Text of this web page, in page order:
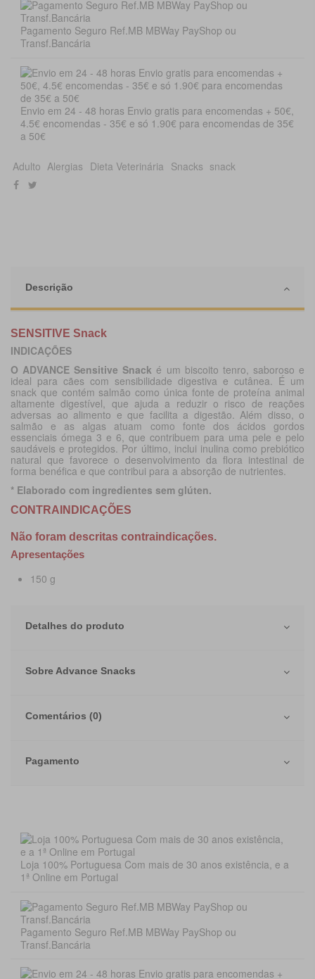
Pagamento Seguro Ref.MB MBWay PayShop ou
Transf.Bancária
Envio em 24 - 48 horas Envio gratis para encomendas + 50€,
4.5€ encomendas - 35€ e só 1.90€ para encomendas de 35€
a 50€
Adulto Alergias Dieta Veterinária Snacks snack
Descrição
SENSITIVE Snack
INDICAÇÕES
O ADVANCE Sensitive Snack é um biscoito tenro, saboroso e
ideal para cães com sensibilidade digestiva e cutânea. É um
snack que contém salmão como única fonte de proteína animal
altamente digestível, que ajuda a reduzir o risco de reações
adversas ao alimento e que facilita a digestão. Além disso, o
salmão e as algas atuam como fonte dos ácidos gordos
essenciais ómega 3 e 6, que contribuem para uma pele e pelo
saudáveis e protegidos. Por último, inclui inulina como prebiótico
natural que favorece o desenvolvimento da flora intestinal de
forma benéfica e que contribui para a absorção de nutrientes.
* Elaborado com ingredientes sem glúten.
CONTRAINDICAÇÕES
Não foram descritas contraindicações.
Apresentações
150 g
Detalhes do produto
Sobre Advance Snacks
Comentários (0)
Pagamento
Loja 100% Portuguesa Com mais de 30 anos existência, e a
1ª Online em Portugal
Pagamento Seguro Ref.MB MBWay PayShop ou
Transf.Bancária